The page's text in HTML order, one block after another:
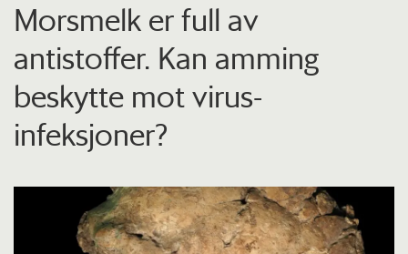
Morsmelk er full av
antistoffer. Kan amming
beskytte mot virus-
infeksjoner?